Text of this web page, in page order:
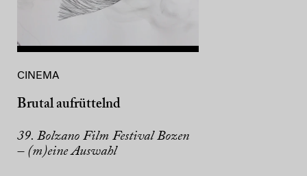
CINEMA
Brutal aufrüttelnd
39. Bolzano Film Festival Bozen
– (m)eine Auswahl